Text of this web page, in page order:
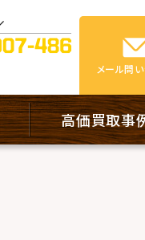
メール問
高価買取事